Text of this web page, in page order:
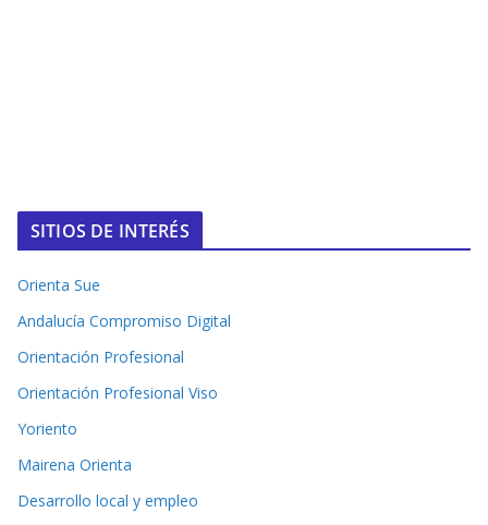
SITIOS DE INTERÉS
Orienta Sue
Andalucía Compromiso Digital
Orientación Profesional
Orientación Profesional Viso
Yoriento
Mairena Orienta
Desarrollo local y empleo